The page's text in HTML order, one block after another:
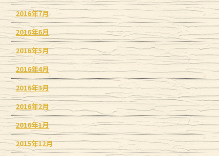
2016年7月
2016年6月
2016年5月
2016年4月
2016年3月
2016年2月
2016年1月
2015年12月